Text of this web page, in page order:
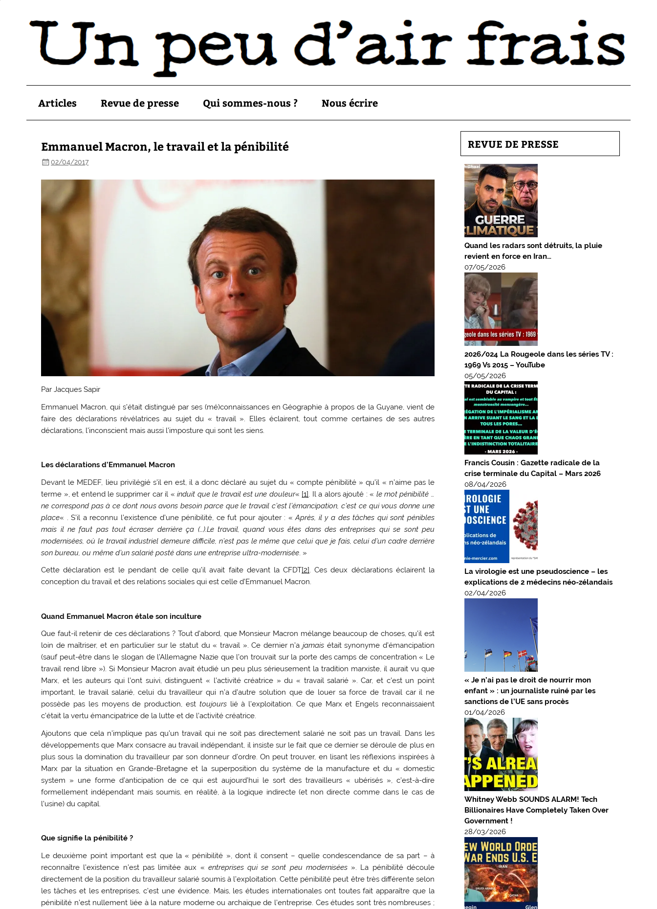
Articles Revue de presse Qui sommes-nous ? Nous écrire
Emmanuel Macron, le travail et la pénibilité
02/04/2017
Par Jacques Sapir
Emmanuel Macron, qui s’était distingué par ses (mé)connaissances en Géographie à propos de la Guyane, vient de
faire des déclarations révélatrices au sujet du « travail ». Elles éclairent, tout comme certaines de ses autres
déclarations, l’inconscient mais aussi l’imposture qui sont les siens.
Les déclarations d’Emmanuel Macron
Devant le MEDEF, lieu privilégié s’il en est, il a donc déclaré au sujet du « compte pénibilité » qu’il « n’aime pas le
terme », et entend le supprimer car il «induit que le travail est une douleur« [1]. Il a alors ajouté : « le mot pénibilité …
ne correspond pas à ce dont nous avons besoin parce que le travail c’est l’émancipation, c’est ce qui vous donne une
place« . S’il a reconnu l’existence d’une pénibilité, ce fut pour ajouter : «Après, il y a des tâches qui sont pénibles
mais il ne faut pas tout écraser derrière ça (…).Le travail, quand vous êtes dans des entreprises qui se sont peu
modernisées, où le travail industriel demeure difficile, n’est pas le même que celui que je fais, celui d’un cadre derrière
son bureau, ou même d’un salarié posté dans une entreprise ultra-modernisée. »
Cette déclaration est le pendant de celle qu’il avait faite devant la CFDT[2]. Ces deux déclarations éclairent la
conception du travail et des relations sociales qui est celle d’Emmanuel Macron.
Quand Emmanuel Macron étale son inculture
Que faut-il retenir de ces déclarations ? Tout d’abord, que Monsieur Macron mélange beaucoup de choses, qu’il est
loin de maîtriser, et en particulier sur le statut du « travail ». Ce dernier n’ajamais était synonyme d’émancipation
(sauf peut-être dans le slogan de l’Allemagne Nazie que l’on trouvait sur la porte des camps de concentration « Le
travail rend libre »). Si Monsieur Macron avait étudié un peu plus sérieusement la tradition marxiste, il aurait vu que
Marx, et les auteurs qui l’ont suivi, distinguent « l’activité créatrice » du « travail salarié ». Car, et c’est un point
important, le travail salarié, celui du travailleur qui n’a d’autre solution que de louer sa force de travail car il ne
possède pas les moyens de production, est toujourslié à l’exploitation. Ce que Marx et Engels reconnaissaient
c’était la vertu émancipatrice de la lutte et de l’activité créatrice.
Ajoutons que cela n’implique pas qu’un travail qui ne soit pas directement salarié ne soit pas un travail. Dans les
développements que Marx consacre au travail indépendant, il insiste sur le fait que ce dernier se déroule de plus en
plus sous la domination du travailleur par son donneur d’ordre. On peut trouver, en lisant les réflexions inspirées à
Marx par la situation en Grande-Bretagne et la superposition du système de la manufacture et du « domestic
system » une forme d’anticipation de ce qui est aujourd’hui le sort des travailleurs « ubérisés », c’est-à-dire
formellement indépendant mais soumis, en réalité, à la logique indirecte (et non directe comme dans le cas de
l’usine) du capital.
Que signifie la pénibilité ?
Le deuxième point important est que la « pénibilité », dont il consent – quelle condescendance de sa part – à
reconnaître l’existence n’est pas limitée aux « entreprises qui se sont peu modernisées». La pénibilité découle
directement de la position du travailleur salarié soumis à l’exploitation. Cette pénibilité peut être très différente selon
les tâches et les entreprises, c’est une évidence. Mais, les études internationales ont toutes fait apparaître que la
pénibilité n’est nullement liée à la nature moderne ou archaïque de l’entreprise. Ces études sont très nombreuses ;
REVUE DE PRESSE
Quand les radars sont détruits, la pluie
revient en force en Iran…
07/05/2026
2026/024 La Rougeole dans les séries TV :
1969 Vs 2015 – YouTube
05/05/2026
Francis Cousin : Gazette radicale de la
crise terminale du Capital – Mars 2026
08/04/2026
La virologie est une pseudoscience – les
explications de 2 médecins néo-zélandais
02/04/2026
« Je n’ai pas le droit de nourrir mon
enfant » : un journaliste ruiné par les
sanctions de l’UE sans procès
01/04/2026
Whitney Webb SOUNDS ALARM! Tech
Billionaires Have Completely Taken Over
Government !
28/03/2026